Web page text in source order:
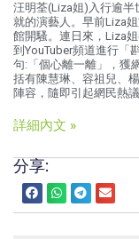
汪明荃(Liza姐)入行逾半
就的演藝人。早前Liza
館開騷。連日來，Liza
到YouTuber頻道進行「
句:「個心離一離」，獲
括有陳慧琳、容祖兒、
陣容，隨即引起網民熱
詳細內文 »
分享: